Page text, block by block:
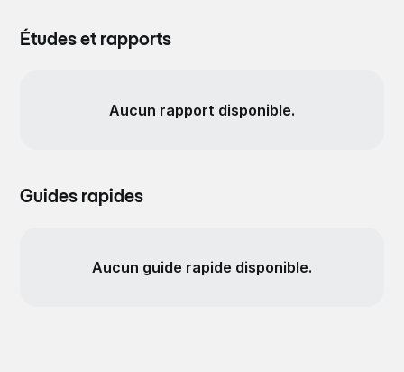
Études et rapports
Aucun rapport disponible.
Guides rapides
Aucun guide rapide disponible.